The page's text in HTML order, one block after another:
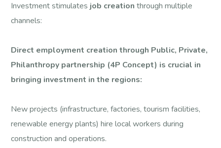
Investment stimulates job creation through multiple
channels:
Direct employment creation through Public, Private,
Philanthropy partnership (4P Concept) is crucial in
bringing investment in the regions:
New projects (infrastructure, factories, tourism facilities,
renewable energy plants) hire local workers during
construction and operations.